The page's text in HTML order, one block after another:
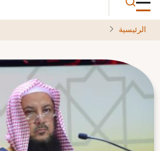
الرئيسية